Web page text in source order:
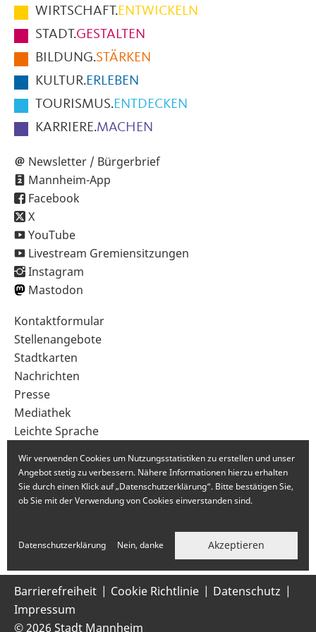
im
Fußbereich
der
Seite
WIRTSCHAFT.ENTWICKELN
STADT.GESTALTEN
BILDUNG.STÄRKEN
KULTUR.ERLEBEN
TOURISMUS.ENTDECKEN
KARRIERE.MACHEN
Newsletter / Bürgerbrief
Mannheim-App
Facebook
X
YouTube
Livestream Gremiensitzungen
Instagram
Mastodon
Sekundärnavigation
im
Fußbereich
Kontaktformular
Stellenangebote
Stadtkarten
Nachrichten
Presse
Mediathek
Leichte Sprache
Barrierefreiheit Cookie Richtlinie
Datenschutz
Impressum
© 2026 Stadt Mannheim
Wir verwenden Cookies um Nutzungsstatistiken zu erstellen und unser
Angebot stetig zu verbessern. Nähere Informationen hierzu erhalten
Sie durch einen Klick auf „Datenschutzerklärung“. Bitte bestätigen Sie,
ob Sie mit der Verwendung von Cookies einverstanden sind.
Datenschutzerklärung Nein, danke Akzeptieren